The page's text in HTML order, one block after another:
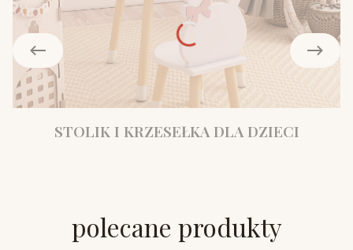
STOLIK I KRZESEŁKA DLA DZIECI
polecane produkty